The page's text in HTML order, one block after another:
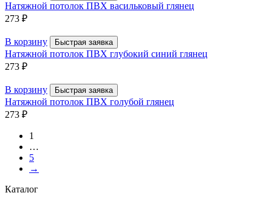
Натяжной потолок ПВХ васильковый глянец
273 ₽
В корзину Быстрая заявка
Натяжной потолок ПВХ глубокий синий глянец
273 ₽
В корзину Быстрая заявка
Натяжной потолок ПВХ голубой глянец
273 ₽
1
…
5
→
Каталог